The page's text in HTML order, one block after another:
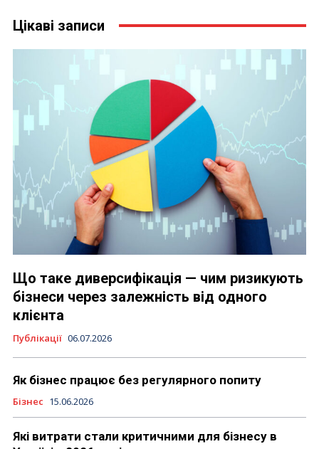
Цікаві записи
Що таке диверсифікація — чим ризикують
бізнеси через залежність від одного
клієнта
Публікації 06.07.2026
Як бізнес працює без регулярного попиту
Бізнес 15.06.2026
Які витрати стали критичними для бізнесу в